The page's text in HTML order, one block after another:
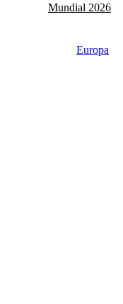
Mundial 2026
Europa